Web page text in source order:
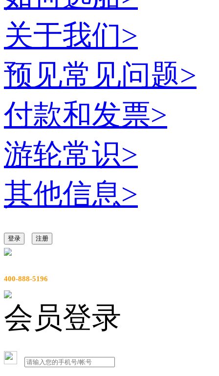
关于我们>
预见常见问题>
付款和发票>
游轮常识>
其他信息>
登录 注册
400-888-5196
会员登录